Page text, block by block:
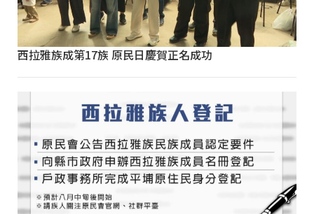
西拉雅族成第17族 原民日慶賀正名成功